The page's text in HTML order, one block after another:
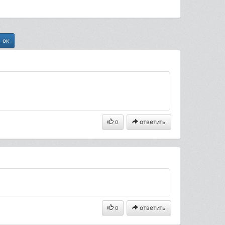
0 ответить
0 ответить